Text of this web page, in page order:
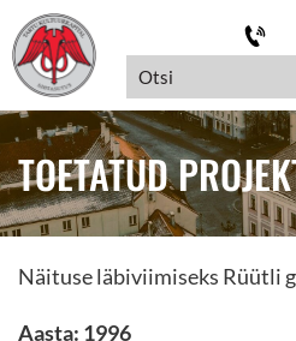
TOETATUD
Näituse läbiviimiseks Rüütli
Aasta: 1996